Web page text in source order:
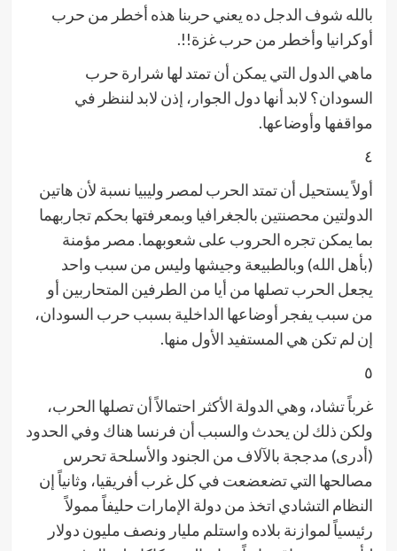
بالله شوف الدجل ده يعني حربنا هذه أخطر من حرب
أوكرانيا وأخطر من حرب غزة!!.
ماهي الدول التي يمكن أن تمتد لها شرارة حرب
السودان؟ لابد أنها دول الجوار، إذن لابد لننظر في
مواقفها وأوضاعها.
٤
أولاً يستحيل أن تمتد الحرب لمصر وليبيا نسبة لأن هاتين
الدولتين محصنتين بالجغرافيا وبمعرفتها بحكم تجاربهما
بما يمكن تجره الحروب على شعوبهما. مصر مؤمنة
(بأهل الله) وبالطبيعة وجيشها وليس من سبب واحد
يجعل الحرب تصلها من أيا من الطرفين المتحاربين أو
من سبب يفجر أوضاعها الداخلية بسبب حرب السودان،
إن لم تكن هي المستفيد الأول منها.
٥
غرباً تشاد، وهي الدولة الأكثر احتمالاً أن تصلها الحرب،
ولكن ذلك لن يحدث والسبب أن فرنسا هناك وفي الحدود
(أدرى) مدججة بالآلاف من الجنود والأسلحة تحرس
مصالحها التي تضعضعت في كل غرب أفريقيا، وثانياً إن
النظام التشادي اتخذ من دولة الإمارات حليفاً ممولاً
رئيسياً لموازنة بلاده واستلم مليار ونصف مليون دولار